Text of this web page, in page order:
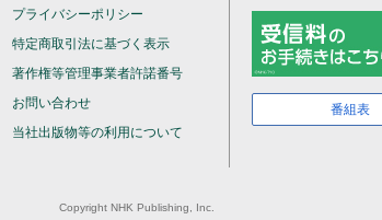
プライバシーポリシー
特定商取引法に基づく表示
著作権等管理事業者許諾番号
お問い合わせ
当社出版物等の利用について
番組表
Copyright NHK Publishing, Inc.